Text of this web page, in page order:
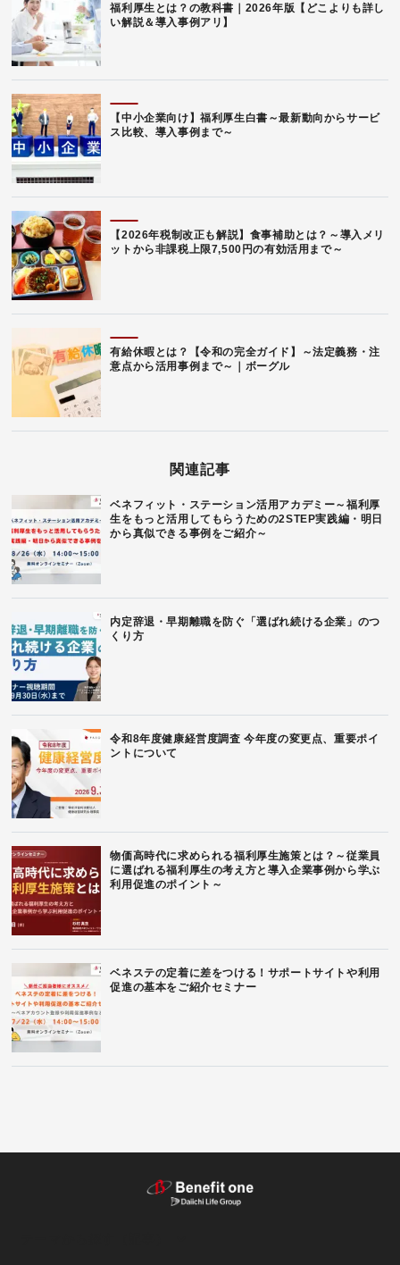
福利厚生とは？の教科書｜2026年版【どこよりも詳し
い解説＆導入事例アリ】
【中小企業向け】福利厚生白書～最新動向からサービ
ス比較、導入事例まで～
【2026年税制改正も解説】食事補助とは？～導入メリ
ットから非課税上限7,500円の有効活用まで～
有給休暇とは？【令和の完全ガイド】～法定義務・注
意点から活用事例まで～｜ボーグル
関連記事
ベネフィット・ステーション活用アカデミー～福利厚
生をもっと活用してもらうための2STEP実践編・明日
から真似できる事例をご紹介～
内定辞退・早期離職を防ぐ「選ばれ続ける企業」のつ
くり方
令和8年度健康経営度調査 今年度の変更点、重要ポイ
ントについて
物価高時代に求められる福利厚生施策とは？～従業員
に選ばれる福利厚生の考え方と導入企業事例から学ぶ
利用促進のポイント～
ベネステの定着に差をつける！サポートサイトや利用
促進の基本をご紹介セミナー